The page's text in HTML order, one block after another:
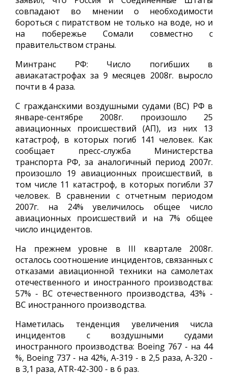
совпадают во мнении о необходимости
бороться с пиратством не только на воде, но и
на побережье Сомали совместно с
правительством страны.
Минтранс РФ: Число погибших в
авиакатастрофах за 9 месяцев 2008г. выросло
почти в 4 раза.
С гражданскими воздушными судами (ВС) РФ в
январе-сентябре 2008г. произошло 25
авиационных происшествий (АП), из них 13
катастроф, в которых погиб 141 человек. Как
сообщает пресс-служба Министерства
транспорта РФ, за аналогичный период 2007г.
произошло 19 авиационных происшествий, в
том числе 11 катастроф, в которых погибли 37
человек. В сравнении с отчетным периодом
2007г. на 24% увеличилось общее число
авиационных происшествий и на 7% общее
число инцидентов.
На прежнем уровне в III квартале 2008г.
осталось соотношение инцидентов, связанных с
отказами авиационной техники на самолетах
отечественного и иностранного производства:
57% - ВС отечественного производства, 43% -
ВС иностранного производства.
Наметилась тенденция увеличения числа
инцидентов с воздушными судами
иностранного производства: Boeing 767 - на 44
%, Boeing 737 - на 42%, A-319 - в 2,5 раза, A-320 -
в 3,1 раза, ATR-42-300 - в 6 раз.